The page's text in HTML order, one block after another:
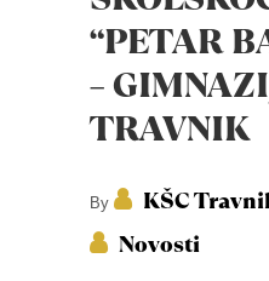
“PETAR
–
TRAVNIK
By KŠC
Novosti